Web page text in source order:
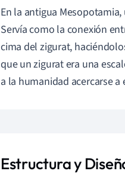
En la antigua
Servía como la conexión
cima del zigurat,
que un zigurat era una
a la humanidad acercarse a
Estructura y